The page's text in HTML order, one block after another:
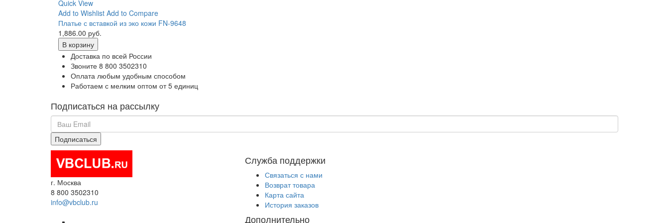
Quick View
Add to Wishlist Add to Compare
Платье с вставкой из эко кожи FN-9648
1,886.00 руб.
В корзину
Доставка по всей России
Звоните 8 800 3502310
Оплата любым удобным способом
Работаем с мелким оптом от 5 единиц
Подписаться на рассылку
г. Москва
8 800 3502310
info@vbclub.ru
Служба поддержки
Связаться с нами
Возврат товара
Карта сайта
История заказов
Дополнительно